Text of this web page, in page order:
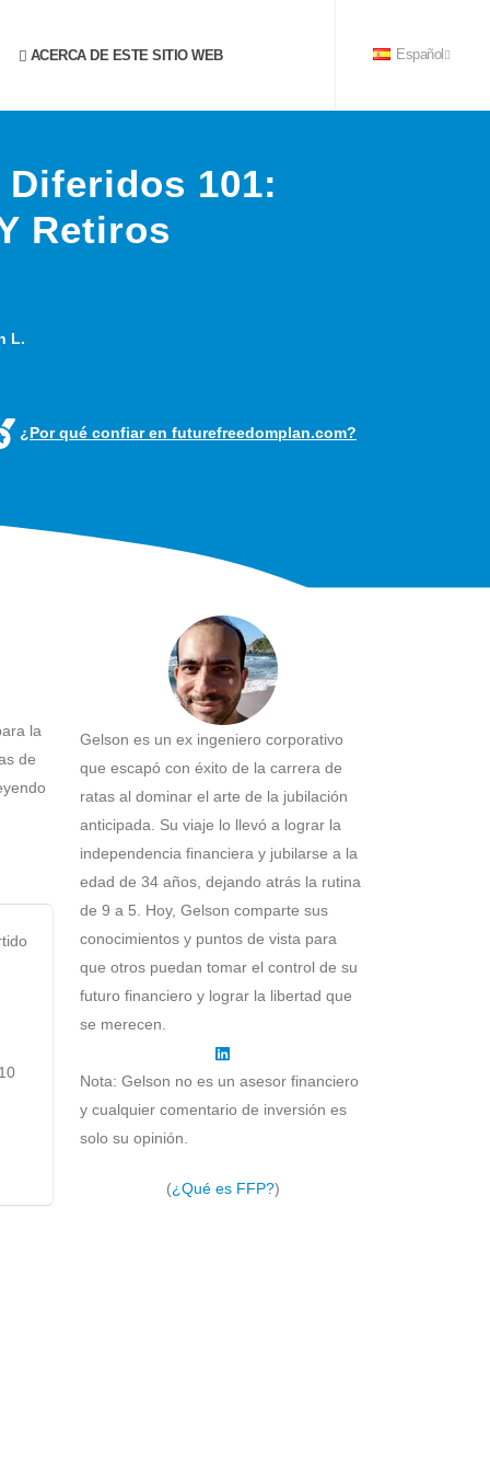
ACERCA DE ESTE SITIO WEB Español
101:
Retiros
L.
¿Por qué confiar en futurefreedomplan.com?
la
de
Gelson es un ex ingeniero corporativo
que escapó con éxito de la carrera de
ratas al dominar el arte de la jubilación
anticipada. Su viaje lo llevó a lograr la
independencia financiera y jubilarse a la
edad de 34 años, dejando atrás la rutina
de 9 a 5. Hoy, Gelson comparte sus
conocimientos y puntos de vista para
que otros puedan tomar el control de su
futuro financiero y lograr la libertad que
se merecen.
Nota: Gelson no es un asesor financiero
y cualquier comentario de inversión es
solo su opinión.
(¿Qué es FFP?)